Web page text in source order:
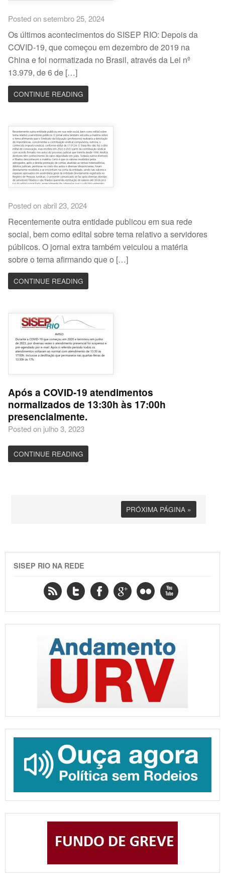
Posted on setembro 25, 2024
Os últimos acontecimentos do SISEP RIO: Depois da
COVID-19, que começou em dezembro de 2019 na
China e foi normatizada no Brasil, através da Lei nº
13.979, de 6 de […]
CONTINUE READING
Posted on abril 23, 2024
Recentemente outra entidade publicou em sua rede
social, bem como edital sobre tema relativo a servidores
públicos. O jornal extra também veiculou a matéria
sobre o tema afirmando que o […]
CONTINUE READING
Após a COVID-19 atendimentos
normalizados de 13:30h às 17:00h
presencialmente.
Posted on julho 3, 2023
CONTINUE READING
PRÓXIMA PÁGINA »
SISEP RIO NA REDE